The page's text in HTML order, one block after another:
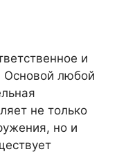
и
Основой любой
не только
но и